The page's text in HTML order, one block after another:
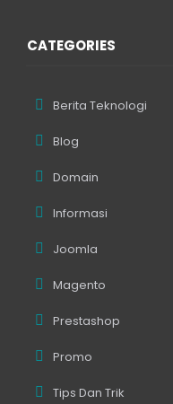
CATEGORIES
Berita Teknologi
Blog
Domain
Informasi
Joomla
Magento
Prestashop
Promo
Tips Dan Trik